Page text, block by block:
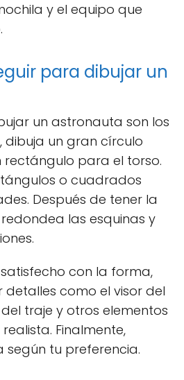
y el equipo que
para dibujar un
un astronauta son los
dibuja un gran círculo
para el torso.
o cuadrados
Después de tener la
las esquinas y
con la forma,
como el visor del
traje y otros elementos
Finalmente,
tu preferencia.